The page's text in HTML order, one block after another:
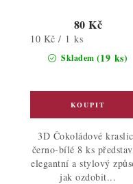
Skladem (19 ks)
80 Kč
Měrná
cena:
10 Kč / 1 ks
3D Čokoládové
černo-bílé 8 ks
elegantní a stylový
jak ozdobit...